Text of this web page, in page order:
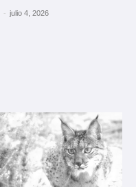
- julio 4, 2026